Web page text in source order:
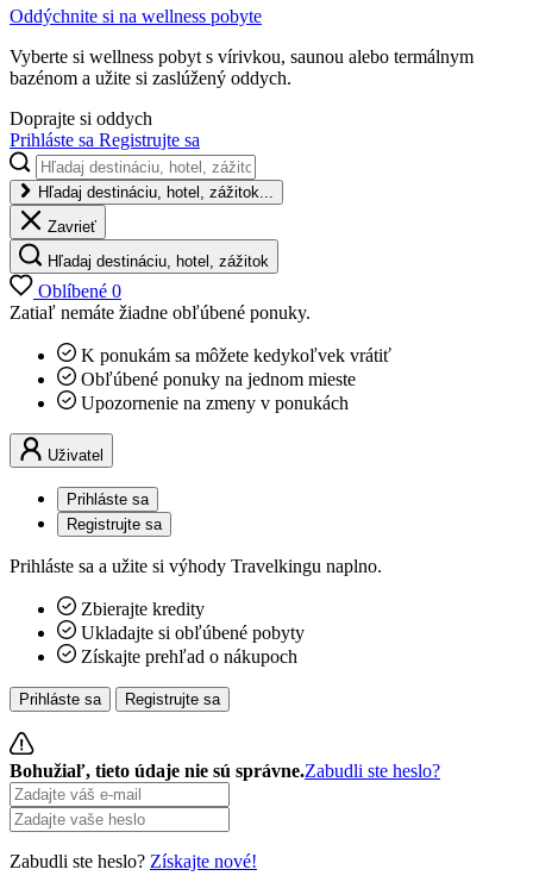
Oddýchnite si na wellness pobyte
Vyberte si wellness pobyt s vírivkou, saunou alebo termálnym
bazénom a užite si zaslúžený oddych.
Doprajte si oddych
Prihláste sa Registrujte sa
Hľadaj destináciu, hotel, zážitok...
Zavrieť
Hľadaj destináciu, hotel, zážitok
Oblíbené 0
Zatiaľ nemáte žiadne obľúbené ponuky.
K ponukám sa môžete kedykoľvek vrátiť
Obľúbené ponuky na jednom mieste
Upozornenie na zmeny v ponukách
Uživatel
Prihláste sa
Registrujte sa
Prihláste sa a užite si výhody Travelkingu naplno.
Zbierajte kredity
Ukladajte si obľúbené pobyty
Získajte prehľad o nákupoch
Prihláste sa Registrujte sa
Bohužiaľ, tieto údaje nie sú správne.Zabudli ste heslo?
Zabudli ste heslo? Získajte nové!